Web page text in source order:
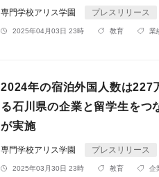
専門学校アリス学園 プレスリリース
2025年04月03日 23時 教育 業
2024年の宿泊外国人数は227
る石川県の企業と留学生をつ
が実施
専門学校アリス学園 プレスリリース
2025年03月30日 23時 教育 企